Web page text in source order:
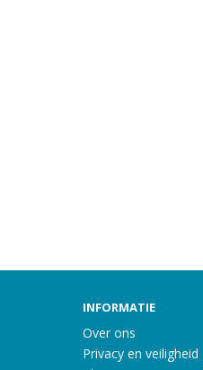
INFORMATIE
Over ons
Privacy en veiligheid